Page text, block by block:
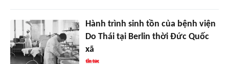
Hành trình sinh tồn của bệnh viện
Do Thái tại Berlin thời Đức Quốc
xã